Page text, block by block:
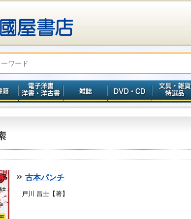
古本パンチ
戸川 昌士【著】